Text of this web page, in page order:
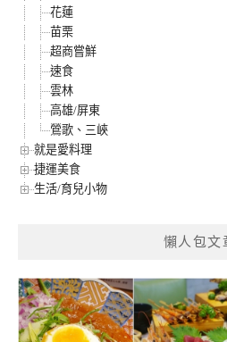
花蓮
苗栗
超商嘗鮮
速食
雲林
高雄/屏東
鶯歌、三峽
就是愛料理
捷運美食
生活/育兒小物
懶人包文